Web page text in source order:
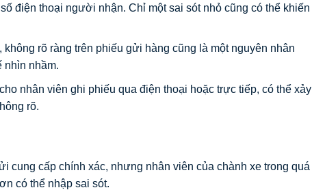
điện thoại người nhận. Chỉ một sai sót nhỏ cũng có thể khiến
rõ ràng trên phiếu gửi hàng cũng là một nguyên nhân
nhìn nhầm.
nhân viên ghi phiếu qua điện thoại hoặc trực tiếp, có thể xảy
rõ.
cung cấp chính xác, nhưng nhân viên của chành xe trong quá
có thể nhập sai sót.